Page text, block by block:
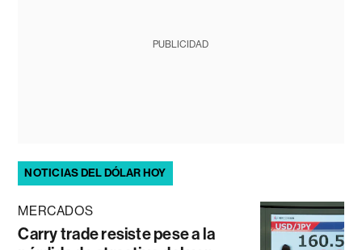
PUBLICIDAD
NOTICIAS DEL DÓLAR HOY
MERCADOS
Carry trade resiste pese a la